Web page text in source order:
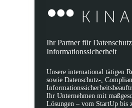
Ihr Partner für
Informationssicherheit
Unsere international tätigen
sowie Datenschutz-,
Ihr Unternehmen mit
Lösungen – vom StartUp bis